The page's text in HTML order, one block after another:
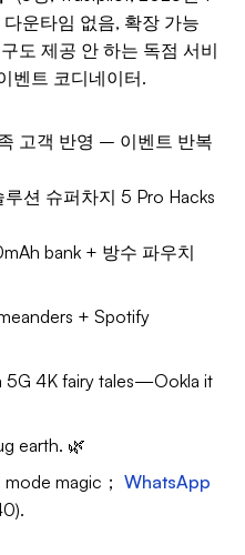
운타임 없음, 확장 가능
도 제공 안 하는 독점 서비
벤트 코디네이터.
고객 반영 – 이벤트 반복
션 슈퍼차지 5 Pro Hacks
bank + 방수 파우치
+ Spotify
5G 4K fairy tales—Ookla it
earth. 🌿
mode magic； WhatsApp